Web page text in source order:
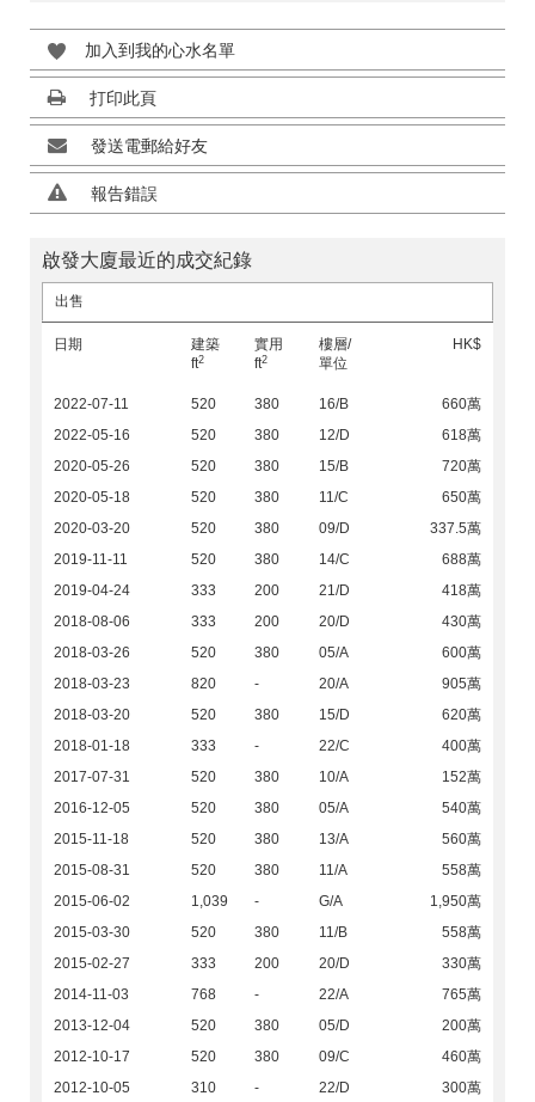
加入到我的心水名單
打印此頁
發送電郵給好友
報告錯誤
啟發大廈最近的成交紀錄
出售
日期
建築
ft2
實用
ft2
樓層/
單位
HK$
2022-07-11 520 380 16/B
660萬
2022-05-16
520 380 12/D
618萬
2020-05-26
520 380 15/B
720萬
2020-05-18
520 380 11/C
650萬
2020-03-20
520 380 09/D
337.5萬
2019-11-11
520 380 14/C
688萬
2019-04-24
333 200 21/D
418萬
2018-08-06
333 200 20/D
430萬
2018-03-26
520 380 05/A
600萬
2018-03-23
820 - 20/A
905萬
2018-03-20
520 380 15/D
620萬
2018-01-18
333 - 22/C
400萬
2017-07-31
520 380 10/A
152萬
2016-12-05
520 380 05/A
540萬
2015-11-18
520 380 13/A
560萬
2015-08-31
520 380 11/A
558萬
2015-06-02
1,039 - G/A
1,950萬
2015-03-30
520 380 11/B
558萬
2015-02-27
333 200 20/D
330萬
2014-11-03
768 - 22/A
765萬
2013-12-04
520 380 05/D
200萬
2012-10-17
520 380 09/C
460萬
2012-10-05
310 - 22/D 300萬